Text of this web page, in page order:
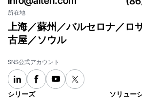
れ
所在地
上海／蘇州／バルセロナ／ロ
古屋／ソウル
SNS公式アカウント
シリーズ
ソリュー